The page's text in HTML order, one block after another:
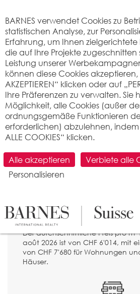
SUCHEN
>Immobilienpreis pro m2
eine Wohnung oder ein
(1446) ?
Der durchschnittliche Preis pro
août 2026 ist von CHF 6'014, mit
von CHF 7'680 für Wohnungen
Häuser.
BARNES verwendet Cookies zu
statistischen Analyse, zur
Erfahrung, um Ihnen
die auf Ihre Projekte
Leistung unserer
können diese Cookies akzeptieren,
AKZEPTIEREN“ klicken oder auf
Ihre Präferenzen zu verwalten.
Möglichkeit, alle Cookies (außer
ordnungsgemäße Funktionieren
erforderlichen) abzulehnen, indem
ALLE COOKIES“ klicken.
Alle akzeptieren
Verbiete alle
Personalisieren